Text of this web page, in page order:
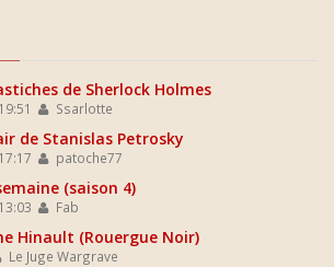
de Sherlock Holmes
Ssarlotte
de Stanislas Petrosky
patoche77
(saison 4)
Fab
Hinault (Rouergue Noir)
Le Juge Wargrave